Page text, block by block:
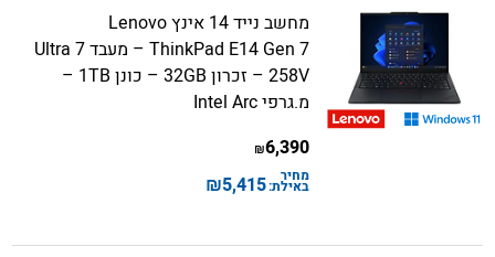
מחשב נייד 14 אינץ Lenovo
ThinkPad E14 Gen 7 – מעבד Ultra 7
258V – זכרון 32GB – כונן 1TB –
מ.גרפי Intel Arc
6,390
₪
מחיר
באילת:5,415
₪